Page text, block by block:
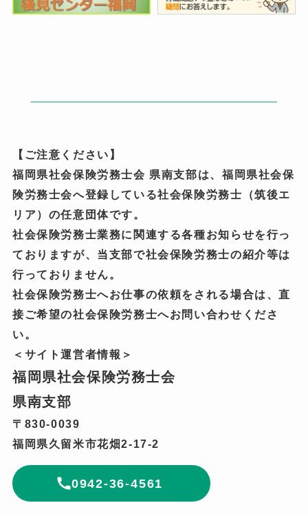
【ご注意ください】
福岡県社会保険労務士会 県南支部は、福岡県社会保
険労務士会へ登録している社会保険労務士（筑後エ
リア）の任意団体です。
社会保険労務士業務に関連する各種お知らせを行っ
ておりますが、当支部で社会保険労務士の紹介等は
行っておりません。
社会保険労務士へお仕事の依頼をされる場合は、直
接ご希望の社会保険労務士へお問い合わせくださ
い。
＜サイト運営者情報＞
福岡県社会保険労務士会
県南支部
〒830-0039
福岡県久留米市花畑2-17-2
0942-36-4561